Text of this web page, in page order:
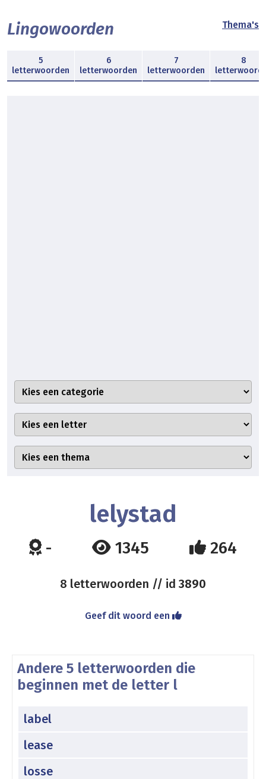
Lingowoorden Thema's
5
letterwoorden
6
letterwoorden
7
letterwoorden
8
lelystad
- 1345 264
8 letterwoorden // id 3890
Geef dit woord een
Andere 5 letterwoorden die
beginnen met de letter l
label
lease
losse